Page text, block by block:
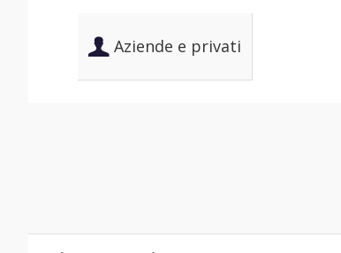
Aziende e privati